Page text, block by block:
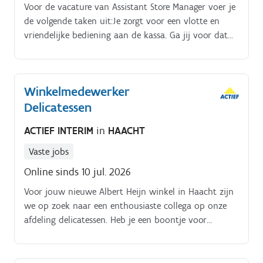
Voor de vacature van Assistant Store Manager voer je
de volgende taken uit:Je zorgt voor een vlotte en
vriendelijke bediening aan de kassa. Ga jij voor dat
Winkelmedewerker
Delicatessen
ACTIEF INTERIM in HAACHT
Vaste jobs
Online sinds 10 jul. 2026
Voor jouw nieuwe Albert Heijn winkel in Haacht zijn
we op zoek naar een enthousiaste collega op onze
afdeling delicatessen. Heb je een boontje voor